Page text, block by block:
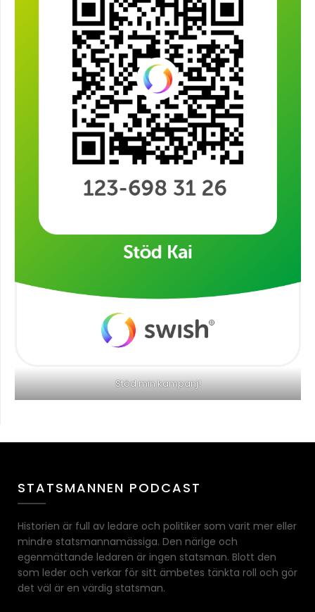
Stöd min kampanj!
STATSMANNEN PODCAST
Historien är full av ledare och politiker som varit mer eller
mindre statsmannamässiga. Den närige och
egenmättande ledaren är ingen statsman. Blott den
som leder och verkar för sitt ämbetes tänkta roll och gör
det väl är en värdig statsman.